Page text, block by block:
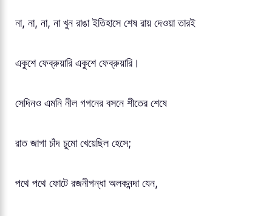
না, না, না, না খুন রাঙা ইতিহাসে শেষ রায় দেওয়া তারই
একুশে ফেব্রুয়ারি একুশে ফেব্রুয়ারি।
সেদিনও এমনি নীল গগনের বসনে শীতের শেষে
রাত জাগা চাঁদ চুমো খেয়েছিল হেসে;
পথে পথে ফোটে রজনীগন্ধা অলকনন্দা যেন,